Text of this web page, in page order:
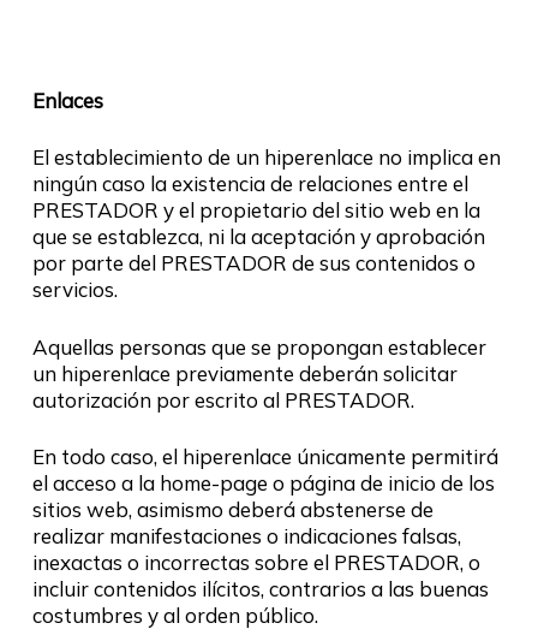
Enlaces
El establecimiento de un hiperenlace no implica en
ningún caso la existencia de relaciones entre el
PRESTADOR y el propietario del sitio web en la
que se establezca, ni la aceptación y aprobación
por parte del PRESTADOR de sus contenidos o
servicios.
Aquellas personas que se propongan establecer
un hiperenlace previamente deberán solicitar
autorización por escrito al PRESTADOR.
En todo caso, el hiperenlace únicamente permitirá
el acceso a la home-page o página de inicio de los
sitios web, asimismo deberá abstenerse de
realizar manifestaciones o indicaciones falsas,
inexactas o incorrectas sobre el PRESTADOR, o
incluir contenidos ilícitos, contrarios a las buenas
costumbres y al orden público.